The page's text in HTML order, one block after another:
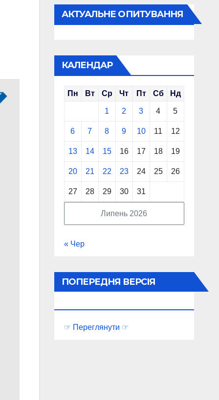
АКТУАЛЬНЕ ОПИТУВАННЯ
КАЛЕНДАР
Липень 2026
Пн Вт Ср Чт Пт Сб Нд
1 2 3 4 5
6 7 8 9 10 11 12
13 14 15 16 17 18 19
20 21 22 23 24 25 26
27 28 29 30 31
« Чер
ПОПЕРЕДНЯ ВЕРСІЯ
☞ Переглянути ☞